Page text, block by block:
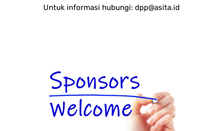
Untuk informasi hubungi: dpp@asita.id